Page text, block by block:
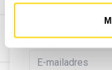
MELD U
Blijf op de hoogte